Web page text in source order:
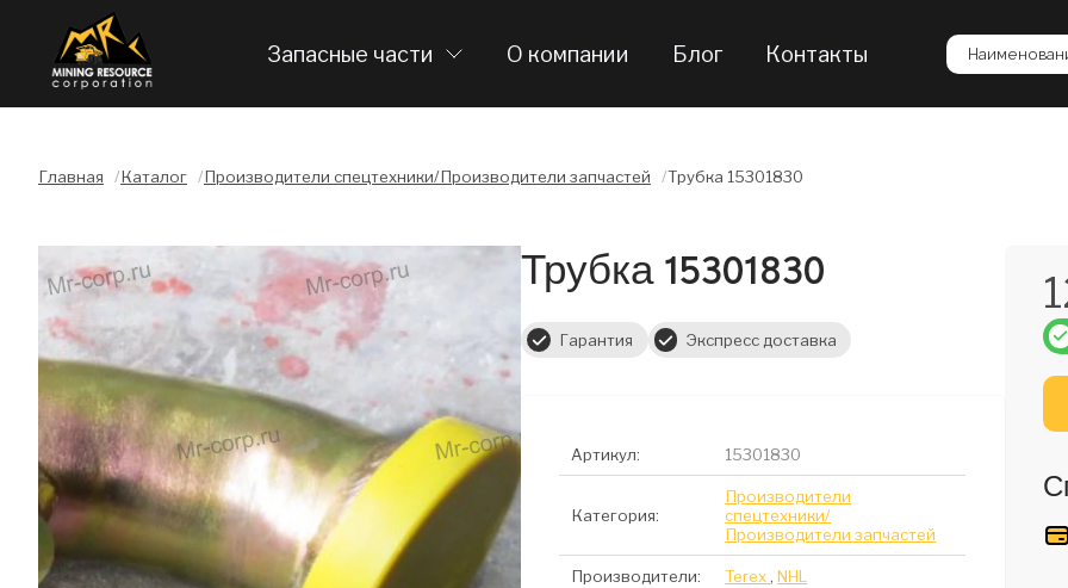
Запасные части О компании Блог Контакты
Главная /Каталог /Производители спецтехники/Производители запчастей /Трубка 15301830
Трубка 15301830
Гарантия Экспресс доставка
Артикул: 15301830
Категория:
Производители
спецтехники/
Производители запчастей
Производители: Terex ,NHL